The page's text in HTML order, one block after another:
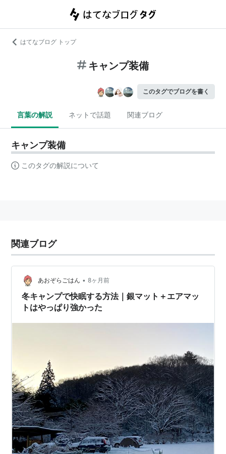
はてなブログ トップ
キャンプ装備
このタグでブログを書く
言葉の解説 ネットで話題 関連ブログ
キャンプ装備
このタグの解説について
関連ブログ
あおぞらごはん • 8ヶ月前
冬キャンプで快眠する方法｜銀マット＋エアマッ
トはやっぱり強かった